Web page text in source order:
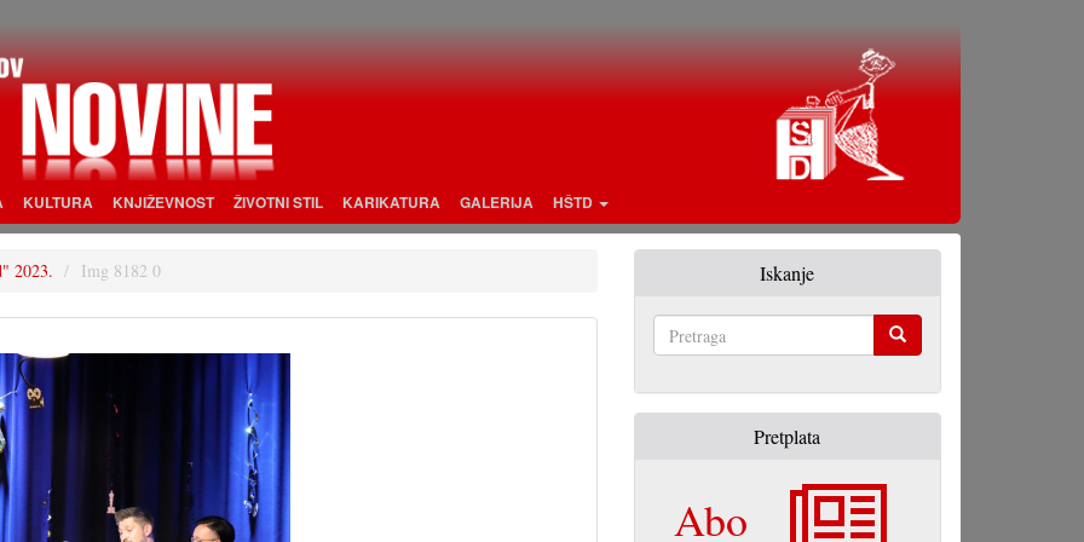
KULTURA KNJIŽEVNOST ŽIVOTNI STIL KARIKATURA GALERIJA HŠTD
2023. Img 8182 0 Iskanje
Pretplata
Abo